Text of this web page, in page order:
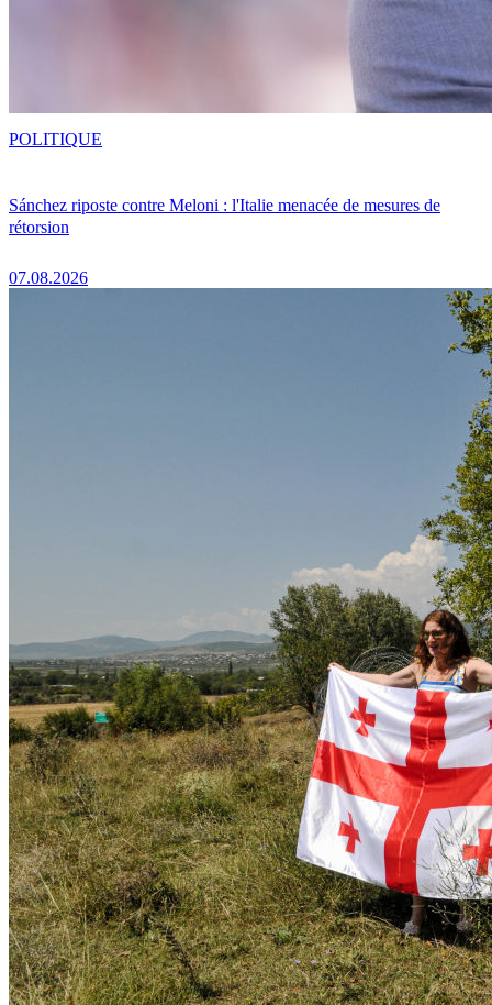
Sánchez riposte contre Meloni : l'Italie menacée de mesures de
rétorsion
07.08.2026
POLITIQUE